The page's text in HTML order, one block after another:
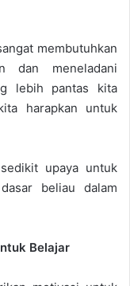
membutuhkan
dan meneladani
lebih pantas kita
harapkan untuk
upaya untuk
beliau dalam
Belajar